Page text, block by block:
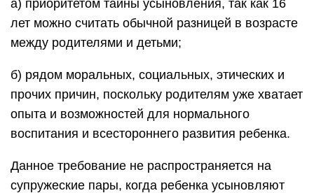
а) приоритетом тайны усыновления, так как 16
лет можно считать обычной разницей в возрасте
между родителями и детьми;
б) рядом моральных, социальных, этических и
прочих причин, поскольку родителям уже хватает
опыта и возможностей для нормального
воспитания и всестороннего развития ребенка.
Данное требование не распространяется на
супружеские пары, когда ребенка усыновляют